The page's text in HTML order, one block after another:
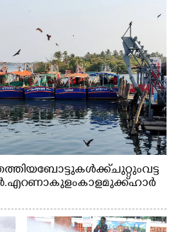
ബോട്ടുകൾക്ക് ചുറ്റും വട്ട
എറണാകുളം കാളമുക്ക് ഹാർ